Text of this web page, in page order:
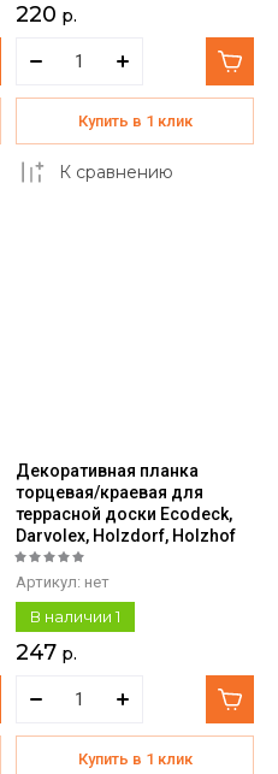
220 р.
Купить в 1 клик
К сравнению
Декоративная планка
торцевая/краевая для
террасной доски Ecodeck,
Darvolex, Holzdorf, Holzhof
Артикул: нет
В наличии1
247 р.
Купить в 1 клик